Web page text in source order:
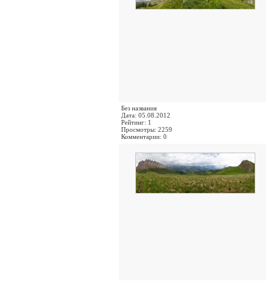
Без названия
Дата: 05.08.2012
Рейтинг: 1
Просмотры: 2259
Комментарии: 0